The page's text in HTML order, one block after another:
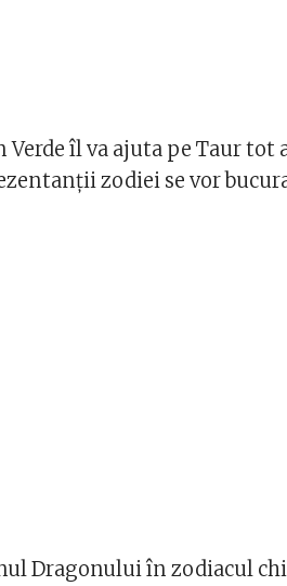
îl va ajuta pe Taur tot
zodiei se vor
Dragonului în zodiacul